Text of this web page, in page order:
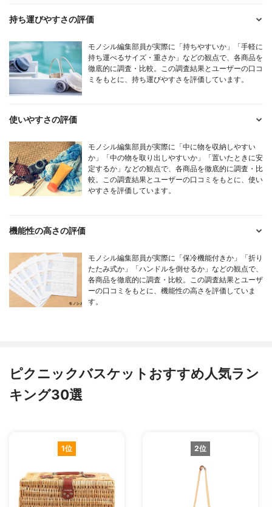
持ち運びやすさの評価
モノシル編集部員が実際に「持ちやすいか」「手軽に
持ち運べるサイズ・重さか」などの観点で、各商品を
徹底的に調査・比較。この調査結果とユーザーの口コ
ミをもとに、持ち運びやすさを評価しています。
使いやすさの評価
モノシル編集部員が実際に「中に物を収納しやすい
か」「中の物を取り出しやすいか」「置いたときに安
定するか」などの観点で、各商品を徹底的に調査・比
較。この調査結果とユーザーの口コミをもとに、使い
やすさを評価しています。
機能性の高さの評価
モノシル編集部員が実際に「保冷機能付きか」「折り
たたみ式か」「ハンドルを倒せるか」などの観点で、
各商品を徹底的に調査・比較。この調査結果とユーザ
ーの口コミをもとに、機能性の高さを評価していま
す。
ピクニックバスケットおすすめ人気ラン
キング30選
1位 2位